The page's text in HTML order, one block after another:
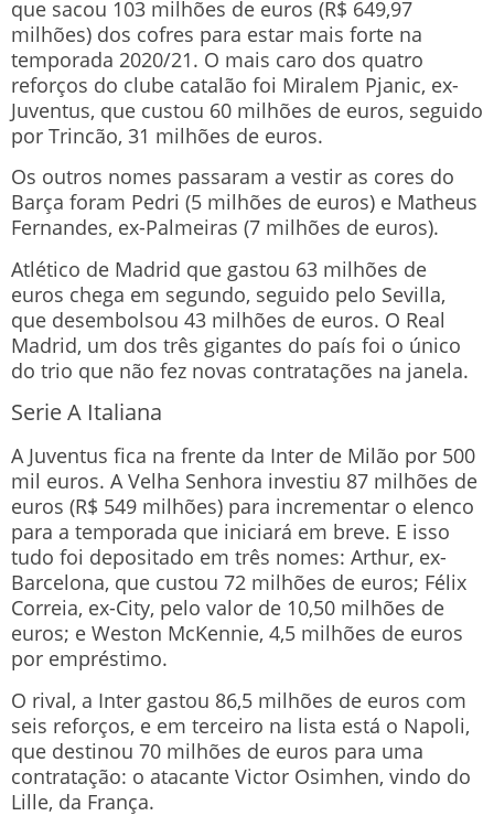
que sacou 103 milhões de euros (R$ 649,97
milhões) dos cofres para estar mais forte na
temporada 2020/21. O mais caro dos quatro
reforços do clube catalão foi Miralem Pjanic, ex-
Juventus, que custou 60 milhões de euros, seguido
por Trincão, 31 milhões de euros.
Os outros nomes passaram a vestir as cores do
Barça foram Pedri (5 milhões de euros) e Matheus
Fernandes, ex-Palmeiras (7 milhões de euros).
Atlético de Madrid que gastou 63 milhões de
euros chega em segundo, seguido pelo Sevilla,
que desembolsou 43 milhões de euros. O Real
Madrid, um dos três gigantes do país foi o único
do trio que não fez novas contratações na janela.
Serie A Italiana
A Juventus fica na frente da Inter de Milão por 500
mil euros. A Velha Senhora investiu 87 milhões de
euros (R$ 549 milhões) para incrementar o elenco
para a temporada que iniciará em breve. E isso
tudo foi depositado em três nomes: Arthur, ex-
Barcelona, que custou 72 milhões de euros; Félix
Correia, ex-City, pelo valor de 10,50 milhões de
euros; e Weston McKennie, 4,5 milhões de euros
por empréstimo.
O rival, a Inter gastou 86,5 milhões de euros com
seis reforços, e em terceiro na lista está o Napoli,
que destinou 70 milhões de euros para uma
contratação: o atacante Victor Osimhen, vindo do
Lille, da França.